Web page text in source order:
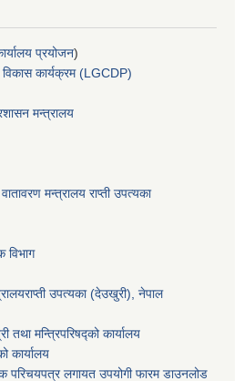
प्रयोजन)
विकास कार्यक्रम (LGCDP)
मन्त्रालय
मन्त्रालय राप्ती उपत्यका
विभाग
उपत्यका (देउखुरी), नेपाल
तथा मन्त्रिपरिषद्को कार्यालय
कार्यालय
परिचयपत्र लगायत उपयोगी फारम डाउनलोड